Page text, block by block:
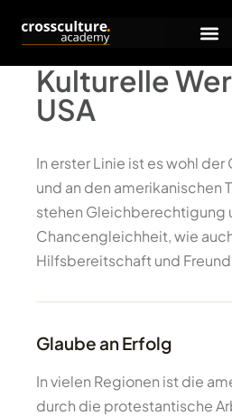
Kulturelle
USA
In erster Linie ist es wohl der
und an den amerikanischen
stehen Gleichberechtigung
Chancengleichheit, wie
Hilfsbereitschaft und
Glaube an Erfolg
In vielen Regionen ist die
durch die protestantische